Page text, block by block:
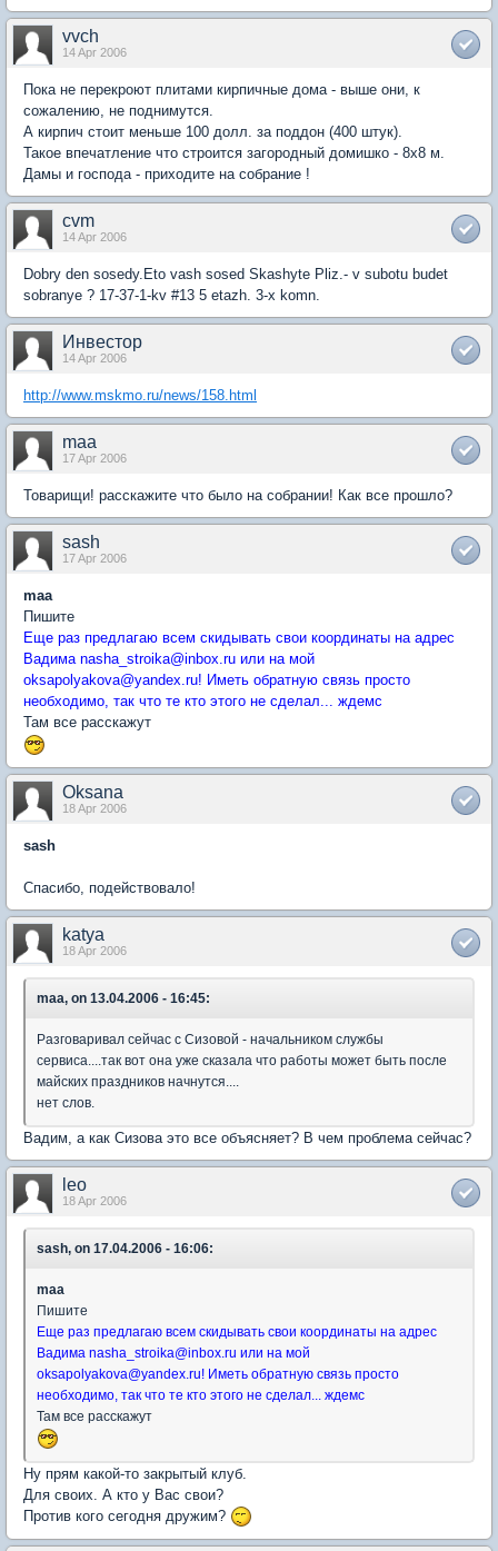
vvch
14 Apr 2006
Пока не перекроют плитами кирпичные дома - выше они, к
сожалению, не поднимутся.
А кирпич стоит меньше 100 долл. за поддон (400 штук).
Такое впечатление что строится загородный домишко - 8х8 м.
Дамы и господа - приходите на собрание !
cvm
14 Apr 2006
Dobry den sosedy.Eto vash sosed Skashyte Pliz.- v subotu budet
sobranye ? 17-37-1-kv #13 5 etazh. 3-x komn.
Инвестор
14 Apr 2006
http://www.mskmo.ru/news/158.html
maa
17 Apr 2006
Товарищи! расскажите что было на собрании! Как все прошло?
sash
17 Apr 2006
maa
Пишите
Еще раз предлагаю всем скидывать свои координаты на адрес
Вадима nasha_stroika@inbox.ru или на мой
oksapolyakova@yandex.ru! Иметь обратную связь просто
необходимо, так что те кто этого не сделал... ждемс
Там все расскажут
Oksana
18 Apr 2006
sash
Спасибо, подействовало!
katya
18 Apr 2006
maa, on 13.04.2006 - 16:45:
Разговаривал сейчас с Сизовой - начальником службы
сервиса....так вот она уже сказала что работы может быть после
майских праздников начнутся....
нет слов.
Вадим, а как Сизова это все объясняет? В чем проблема сейчас?
leo
18 Apr 2006
sash, on 17.04.2006 - 16:06:
maa
Пишите
Еще раз предлагаю всем скидывать свои координаты на адрес
Вадима nasha_stroika@inbox.ru или на мой
oksapolyakova@yandex.ru! Иметь обратную связь просто
необходимо, так что те кто этого не сделал... ждемс
Там все расскажут
Ну прям какой-то закрытый клуб.
Для своих. А кто у Вас свои?
Против кого сегодня дружим?